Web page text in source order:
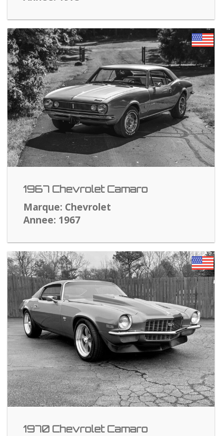
1967 Chevrolet Camaro
Marque: Chevrolet
Annee: 1967
1970 Chevrolet Camaro